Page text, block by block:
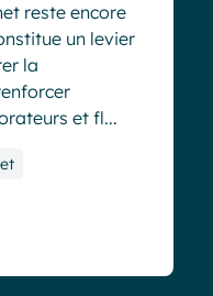
reste encore
un levier
la
et fl...